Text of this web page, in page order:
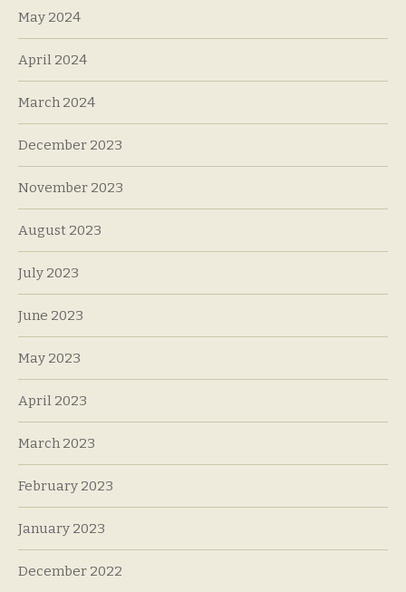
May 2024
April 2024
March 2024
December 2023
November 2023
August 2023
July 2023
June 2023
May 2023
April 2023
March 2023
February 2023
January 2023
December 2022